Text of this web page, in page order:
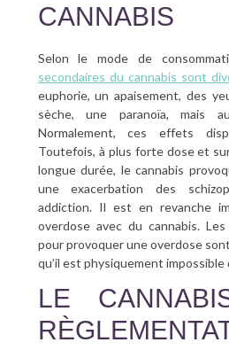
CANNABIS
Selon le mode de
secondaires du cannabis sont
euphorie, un apaisement, des
sèche, une paranoïa, mais
Normalement, ces effets
Toutefois, à plus forte dose et
longue durée, le cannabis
une exacerbation des
addiction. Il est en revanche
overdose avec du cannabis.
pour provoquer une overdose
qu’il est physiquement impossible
LE